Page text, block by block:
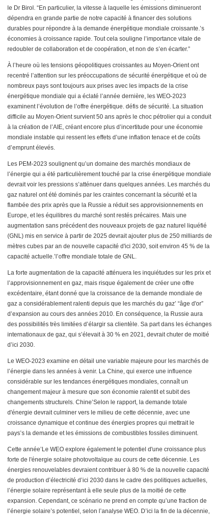
le Dr Birol. “En particulier, la vitesse à laquelle les émissions diminueront
dépendra en grande partie de notre capacité à financer des solutions
durables pour répondre à la demande énergétique mondiale croissante.’s
économies à croissance rapide. Tout cela souligne l’importance vitale de
redoubler de collaboration et de coopération, et non de s’en écarter.”
À l’heure où les tensions géopolitiques croissantes au Moyen-Orient ont
recentré l’attention sur les préoccupations de sécurité énergétique et où de
nombreux pays sont toujours aux prises avec les impacts de la crise
énergétique mondiale qui a éclaté l’année dernière, les WEO-2023
examinent l’évolution de l’offre énergétique. défis de sécurité. La situation
difficile au Moyen-Orient survient 50 ans après le choc pétrolier qui a conduit
à la création de l’AIE, créant encore plus d’incertitude pour une économie
mondiale instable qui ressent les effets d’une inflation tenace et de coûts
d’emprunt élevés.
Les PEM-2023 soulignent qu’un domaine des marchés mondiaux de
l’énergie qui a été particulièrement touché par la crise énergétique mondiale
devrait voir les pressions s’atténuer dans quelques années. Les marchés du
gaz naturel ont été dominés par les craintes concernant la sécurité et la
flambée des prix après que la Russie a réduit ses approvisionnements en
Europe, et les équilibres du marché sont restés précaires. Mais une
augmentation sans précédent des nouveaux projets de gaz naturel liquéfié
(GNL) mis en service à partir de 2025 devrait ajouter plus de 250 milliards de
mètres cubes par an de nouvelle capacité d'ici 2030, soit environ 45 % de la
capacité actuelle.’l’offre mondiale totale de GNL.
La forte augmentation de la capacité atténuera les inquiétudes sur les prix et
l’approvisionnement en gaz, mais risque également de créer une offre
excédentaire, étant donné que la croissance de la demande mondiale de
gaz a considérablement ralenti depuis que les marchés du gaz’ “âge d'or”
d’expansion au cours des années 2010. En conséquence, la Russie aura
des possibilités très limitées d’élargir sa clientèle. Sa part dans les échanges
internationaux de gaz, qui s’élevait à 30 % en 2021, devrait chuter de moitié
d’ici 2030.
Le WEO-2023 examine en détail une variable majeure pour les marchés de
l’énergie dans les années à venir. La Chine, qui exerce une influence
considérable sur les tendances énergétiques mondiales, connaît un
changement majeur à mesure que son économie ralentit et subit des
changements structurels. Chine’Selon le rapport, la demande totale
d'énergie devrait culminer vers le milieu de cette décennie, avec une
croissance dynamique et continue des énergies propres qui mettrait le
pays’s la demande et les émissions de combustibles fossiles diminuent.
Cette année’Le WEO explore également le potentiel d'une croissance plus
forte de l'énergie solaire photovoltaïque au cours de cette décennie. Les
énergies renouvelables devraient contribuer à 80 % de la nouvelle capacité
de production d’électricité d’ici 2030 dans le cadre des politiques actuelles,
l’énergie solaire représentant à elle seule plus de la moitié de cette
expansion. Cependant, ce scénario ne prend en compte qu’une fraction de
l’énergie solaire’s potentiel, selon l’analyse WEO. D’ici la fin de la décennie,